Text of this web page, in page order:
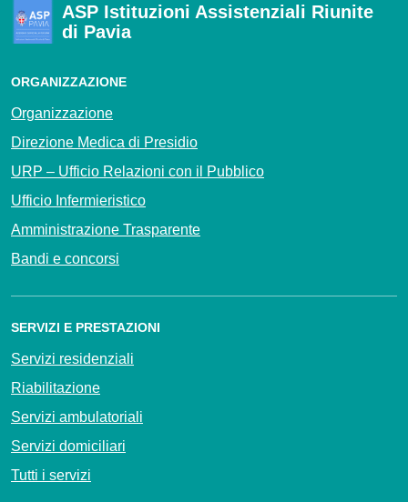
ASP Istituzioni Assistenziali Riunite
di Pavia
ORGANIZZAZIONE
Organizzazione
Direzione Medica di Presidio
URP – Ufficio Relazioni con il Pubblico
Ufficio Infermieristico
Amministrazione Trasparente
Bandi e concorsi
SERVIZI E PRESTAZIONI
Servizi residenziali
Riabilitazione
Servizi ambulatoriali
Servizi domiciliari
Tutti i servizi